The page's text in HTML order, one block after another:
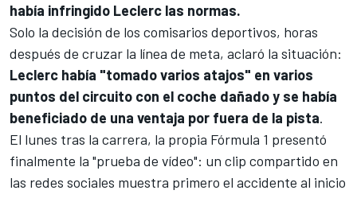
había infringido Leclerc las normas.
Solo la decisión de los comisarios deportivos, horas
después de cruzar la línea de meta, aclaró la situación:
Leclerc había "tomado varios atajos" en varios
puntos del circuito con el coche dañado y se había
beneficiado de una ventaja por fuera de la pista.
El lunes tras la carrera, la propia Fórmula 1 presentó
finalmente la "prueba de vídeo": un clip compartido en
las redes sociales muestra primero el accidente al inicio